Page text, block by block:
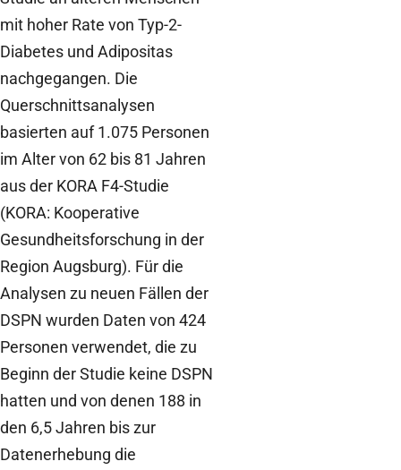
mit hoher Rate von Typ-2-
Diabetes und Adipositas
nachgegangen. Die
Querschnittsanalysen
basierten auf 1.075 Personen
im Alter von 62 bis 81 Jahren
aus der KORA F4-Studie
(KORA: Kooperative
Gesundheitsforschung in der
Region Augsburg). Für die
Analysen zu neuen Fällen der
DSPN wurden Daten von 424
Personen verwendet, die zu
Beginn der Studie keine DSPN
hatten und von denen 188 in
den 6,5 Jahren bis zur
Datenerhebung die